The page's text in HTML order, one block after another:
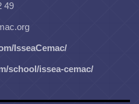
49
IsseaCemac/
school/issea-cemac/